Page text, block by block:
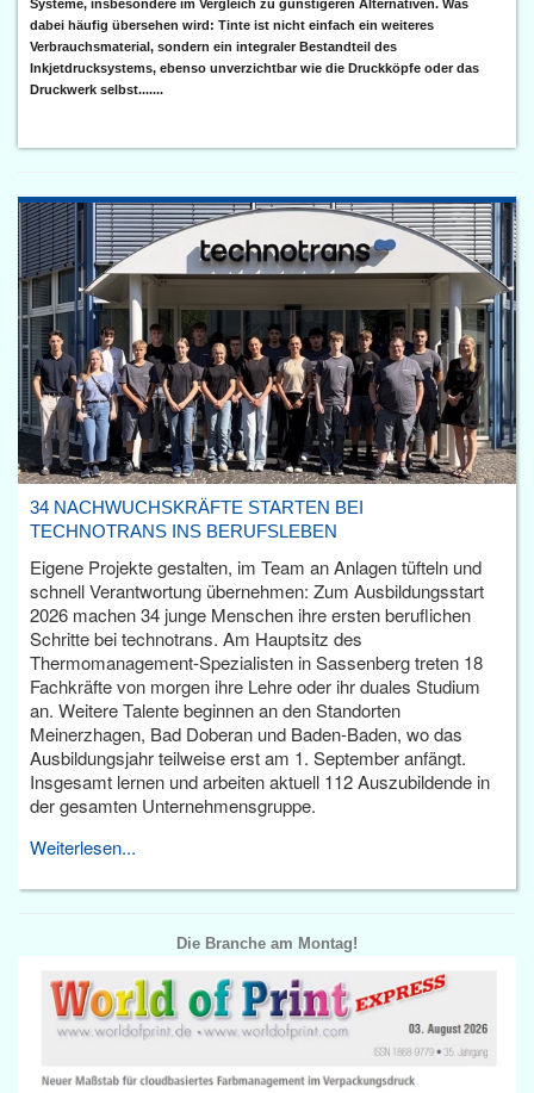
Systeme, insbesondere im Vergleich zu günstigeren Alternativen. Was
dabei häufig übersehen wird: Tinte ist nicht einfach ein weiteres
Verbrauchsmaterial, sondern ein integraler Bestandteil des
Inkjetdrucksystems, ebenso unverzichtbar wie die Druckköpfe oder das
Druckwerk selbst.......
34 NACHWUCHSKRÄFTE STARTEN BEI
TECHNOTRANS INS BERUFSLEBEN
Eigene Projekte gestalten, im Team an Anlagen tüfteln und
schnell Verantwortung übernehmen: Zum Ausbildungsstart
2026 machen 34 junge Menschen ihre ersten beruflichen
Schritte bei technotrans. Am Hauptsitz des
Thermomanagement-Spezialisten in Sassenberg treten 18
Fachkräfte von morgen ihre Lehre oder ihr duales Studium
an. Weitere Talente beginnen an den Standorten
Meinerzhagen, Bad Doberan und Baden-Baden, wo das
Ausbildungsjahr teilweise erst am 1. September anfängt.
Insgesamt lernen und arbeiten aktuell 112 Auszubildende in
der gesamten Unternehmensgruppe.
Weiterlesen...
Die Branche am Montag!